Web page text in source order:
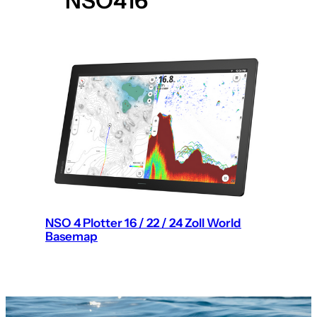
NSO 4 Plotter 16 / 22 / 24 Zoll World
Basemap